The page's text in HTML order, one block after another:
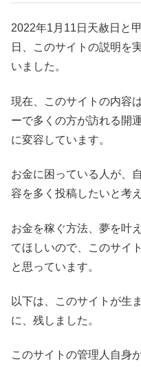
2022年1月11日天赦日と
日、このサイトの説明を
いました。
現在、このサイトの内容
ーで多くの方が訪れる開
に変容しています。
お金に困っている人が、
容を多く投稿したいと考
お金を稼ぐ方法、夢を叶
てほしいので、このサイ
と思っています。
以下は、このサイトが生
に、残しました。
このサイトの管理人自身